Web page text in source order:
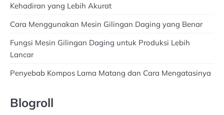
Kehadiran yang Lebih Akurat
Cara Menggunakan Mesin Gilingan Daging yang Benar
Fungsi Mesin Gilingan Daging untuk Produksi Lebih
Lancar
Penyebab Kompos Lama Matang dan Cara Mengatasinya
Blogroll